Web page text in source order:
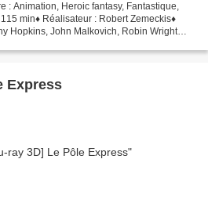
: Animation, Heroic fantasy, Fantastique,
min♦ Réalisateur : Robert Zemeckis♦
Hopkins, John Malkovich, Robin Wright
Express